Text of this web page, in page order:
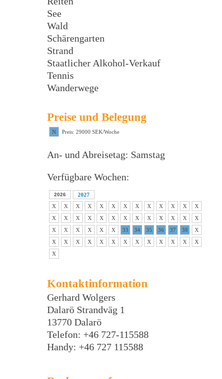
See
Wald
Schärengarten
Strand
Staatlicher Alkohol-Verkauf
Tennis
Wanderwege
Preise und Belegung
N Preis: 29000 SEK/Woche
An- und Abreisetag: Samstag
Verfügbare Wochen:
2026
2027
X
X X X X X X X X X X X
X
X
X X X X X X X X X X X
X
X
X X X X X 33 34 35 36 37 38
X
X
X X X X X X X X X X X
X
X
Kontaktinformation
Gerhard Wolgers
Dalarö Strandväg 1
13770 Dalarö
Telefon: +46 727-115588
Handy: +46 727 115588